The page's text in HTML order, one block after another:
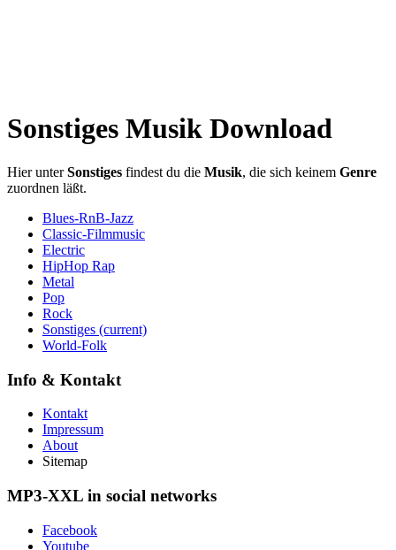
Sonstiges Musik Download
Hier unterSonstiges findest du die Musik, die sich keinem Genre
zuordnen läßt.
Blues-RnB-Jazz
Classic-Filmmusic
Electric
HipHop Rap
Metal
Pop
Rock
Sonstiges (current)
World-Folk
Info & Kontakt
Kontakt
Impressum
About
Sitemap
MP3-XXL in social networks
Facebook
Youtube